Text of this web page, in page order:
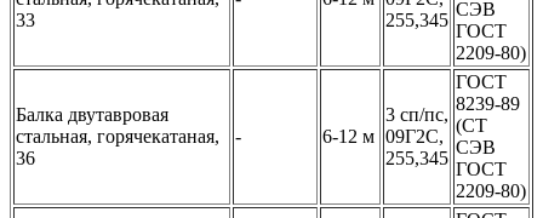
33
255,345
СЭВ
ГОСТ
2209-80)
Балка двутавровая
стальная, горячекатаная,
36
- 6-12 м
3 сп/пс,
09Г2С,
255,345
ГОСТ
8239-89
(СТ
СЭВ
ГОСТ
2209-80)